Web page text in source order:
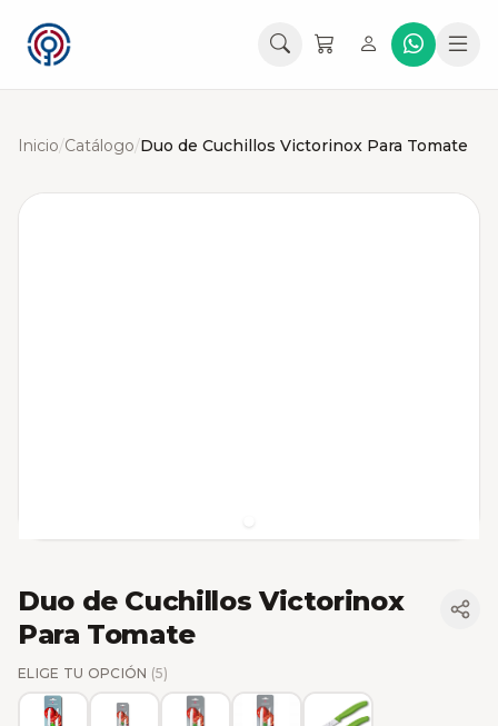
Inicio/Catálogo/Duo de Cuchillos Victorinox Para Tomate
Duo de Cuchillos Victorinox
Para Tomate
ELIGE TU OPCIÓN (5)